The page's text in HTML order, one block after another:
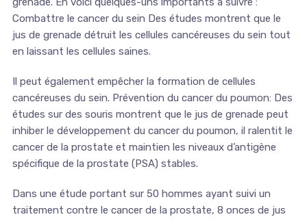
Combattre le cancer du sein Des études montrent que le
jus de grenade détruit les cellules cancéreuses du sein tout
en laissant les cellules saines.
Il peut également empêcher la formation de cellules
cancéreuses du sein. Prévention du cancer du poumon: Des
études sur des souris montrent que le jus de grenade peut
inhiber le développement du cancer du poumon, il ralentit le
cancer de la prostate et maintien les niveaux d’antigène
spécifique de la prostate (PSA) stables.
Dans une étude portant sur 50 hommes ayant suivi un
traitement contre le cancer de la prostate, 8 onces de jus